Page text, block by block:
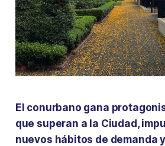
El conurbano gana
que superan a la Ciudad,
nuevos hábitos de demanda